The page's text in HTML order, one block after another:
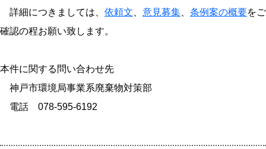
詳細につきましては、 依頼文 意見募集 条例案の概要をご
確認の程お願い致します。
本件に関する問い合わせ先
神戸市環境局事業系廃棄物対策部
電話 078-595-6192